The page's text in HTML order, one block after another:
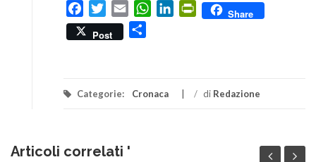
FacebookTwitterEmail WhatsApp
LinkedInPrintFriendly
Share
Post
Categorie: Cronaca / di Redazione
Articoli correlati '